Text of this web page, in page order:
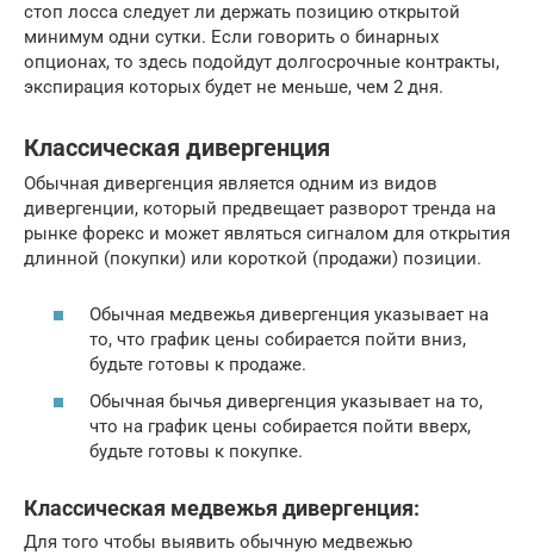
стоп лосса следует ли держать позицию открытой
минимум одни сутки. Если говорить о бинарных
опционах, то здесь подойдут долгосрочные контракты,
экспирация которых будет не меньше, чем 2 дня.
Классическая дивергенция
Обычная дивергенция является одним из видов
дивергенции, который предвещает разворот тренда на
рынке форекс и может являться сигналом для открытия
длинной (покупки) или короткой (продажи) позиции.
Обычная медвежья дивергенция указывает на
то, что график цены собирается пойти вниз,
будьте готовы к продаже.
Обычная бычья дивергенция указывает на то,
что на график цены собирается пойти вверх,
будьте готовы к покупке.
Классическая медвежья дивергенция:
Для того чтобы выявить обычную медвежью